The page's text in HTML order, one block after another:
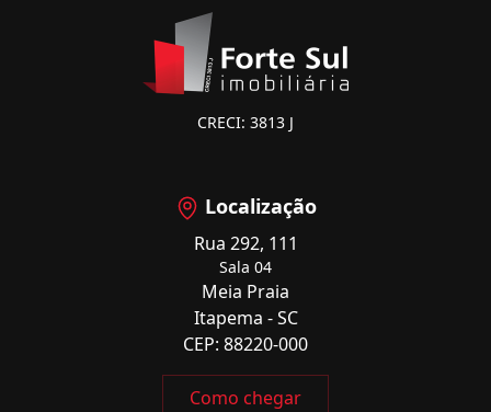
CRECI: 3813 J
Localização
Rua 292, 111
Sala 04
Meia Praia
Itapema - SC
CEP: 88220-000
Como chegar